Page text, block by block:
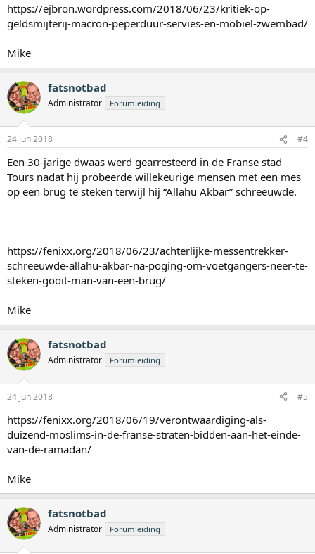
https://ejbron.wordpress.com/2018/06/23/kritiek-op-
geldsmijterij-macron-peperduur-servies-en-mobiel-zwembad/
Mike
fatsnotbad
Administrator Forumleiding
24 jun 2018 #4
Een 30-jarige dwaas werd gearresteerd in de Franse stad
Tours nadat hij probeerde willekeurige mensen met een mes
op een brug te steken terwijl hij “Allahu Akbar” schreeuwde.
https://fenixx.org/2018/06/23/achterlijke-messentrekker-
schreeuwde-allahu-akbar-na-poging-om-voetgangers-neer-te-
steken-gooit-man-van-een-brug/
Mike
fatsnotbad
Administrator Forumleiding
24 jun 2018 #5
https://fenixx.org/2018/06/19/verontwaardiging-als-
duizend-moslims-in-de-franse-straten-bidden-aan-het-einde-
van-de-ramadan/
Mike
fatsnotbad
Administrator Forumleiding